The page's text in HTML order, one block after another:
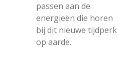
passen aan de
energieën die horen
bij dit nieuwe tijdperk
op aarde.